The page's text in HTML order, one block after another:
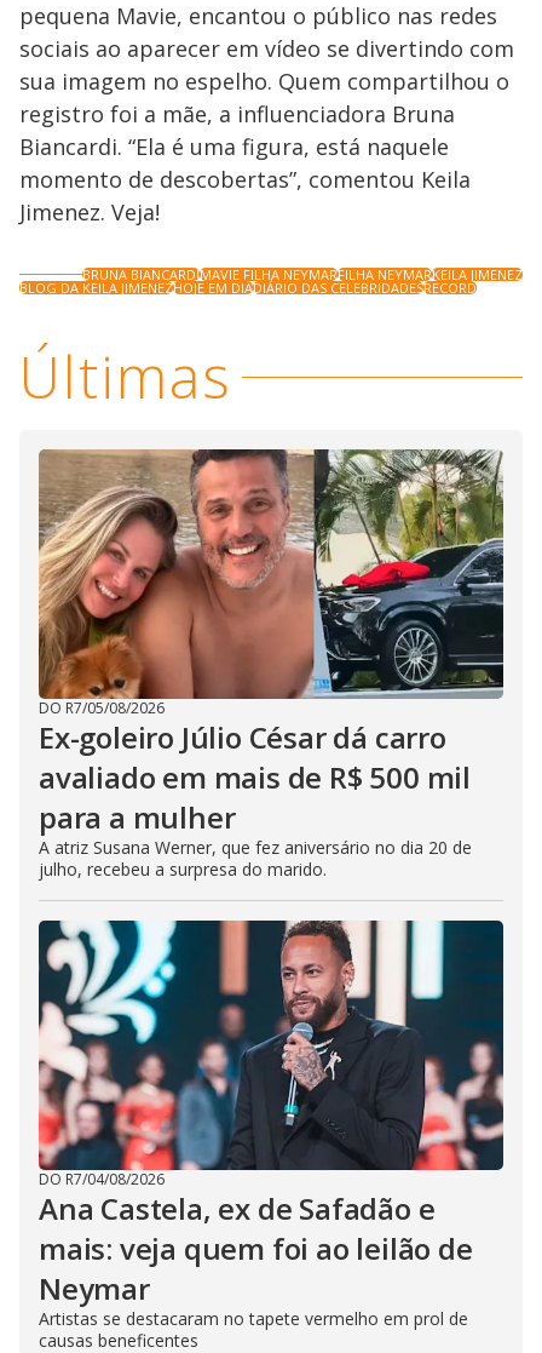
pequena Mavie, encantou o público nas redes
sociais ao aparecer em vídeo se divertindo com
sua imagem no espelho. Quem compartilhou o
registro foi a mãe, a influenciadora Bruna
Biancardi. “Ela é uma figura, está naquele
momento de descobertas”, comentou Keila
Jimenez. Veja!
BRUNA BIANCARDIMAVIE FILHA NEYMARFILHA NEYMARKEILA JIMENEZ
BLOG DA KEILA JIMENEZHOJE EM DIADIÁRIO DAS CELEBRIDADESRECORD
Últimas
DO R7/05/08/2026
Ex-goleiro Júlio César dá carro
avaliado em mais de R$ 500 mil
para a mulher
A atriz Susana Werner, que fez aniversário no dia 20 de
julho, recebeu a surpresa do marido.
DO R7/04/08/2026
Ana Castela, ex de Safadão e
mais: veja quem foi ao leilão de
Neymar
Artistas se destacaram no tapete vermelho em prol de
causas beneficentes